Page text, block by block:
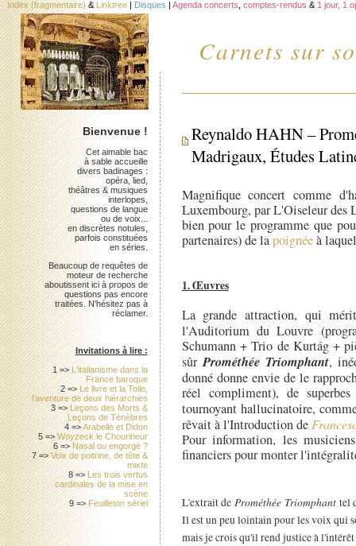
Carnets sur
Index (fragmentaire) & Linktree | Disques | Agenda concerts comptes-rendus & 1 jour, 1
Reynaldo HAHN –
Madrigaux, Études
Magnifique concert comme
Luxembourg, par L'Oiseleur des
bien pour le programme que
partenaires) de lapoignéeà
1. Œuvres
La grande attraction, qui
l'Auditorium du Louvre
Schumann + Trio de Kurtág +
sûrProméthée Triomphant,
donné donne envie de le
réel compliment), de
tournoyant hallucinatoire,
rêvait à l'Introduction de
Pour information, les
financiers pour monter
L'extrait deProméthée Triomphanttel
Il est un peu lointain pour les voix qui
mais je crois qu'il rend justice à
Bienvenue !
Cet aimable bac
à sable accueille
divers badinages :
opéra, lied,
théâtres & musiques
interlopes,
questions de langue
ou de voix...
en discrètes notules,
parfois constituées
en séries.
Beaucoup de requêtes de
moteur de recherche
aboutissent ici à propos de
questions pas encore
traitées. N'hésitez pas à
réclamer.
Invitations à lire :
1 => L'italianisme dans la
France baroque
2 => Le livre et la Toile,
l'aventure de deux hiérarchies
3 => Leçons des Morts &
Leçons de Ténèbres
4 =>Arabelle et Didon
5 =>Woyzeck le Chourineur
6 => Nasal ou engorgé ?
7 =>Voix de poitrine, de tête &
mixte
8 => Les trois vertus
cardinales de la mise en
scène
9 => Feuilleton sériel